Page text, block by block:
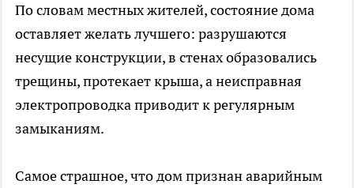
По словам местных жителей, состояние дома
оставляет желать лучшего: разрушаются
несущие конструкции, в стенах образовались
трещины, протекает крыша, а неисправная
электропроводка приводит к регулярным
замыканиям.
Самое страшное, что дом признан аварийным